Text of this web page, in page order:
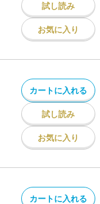
試し読み
お気に入り
カートに入れる
試し読み
お気に入り
カートに入れる